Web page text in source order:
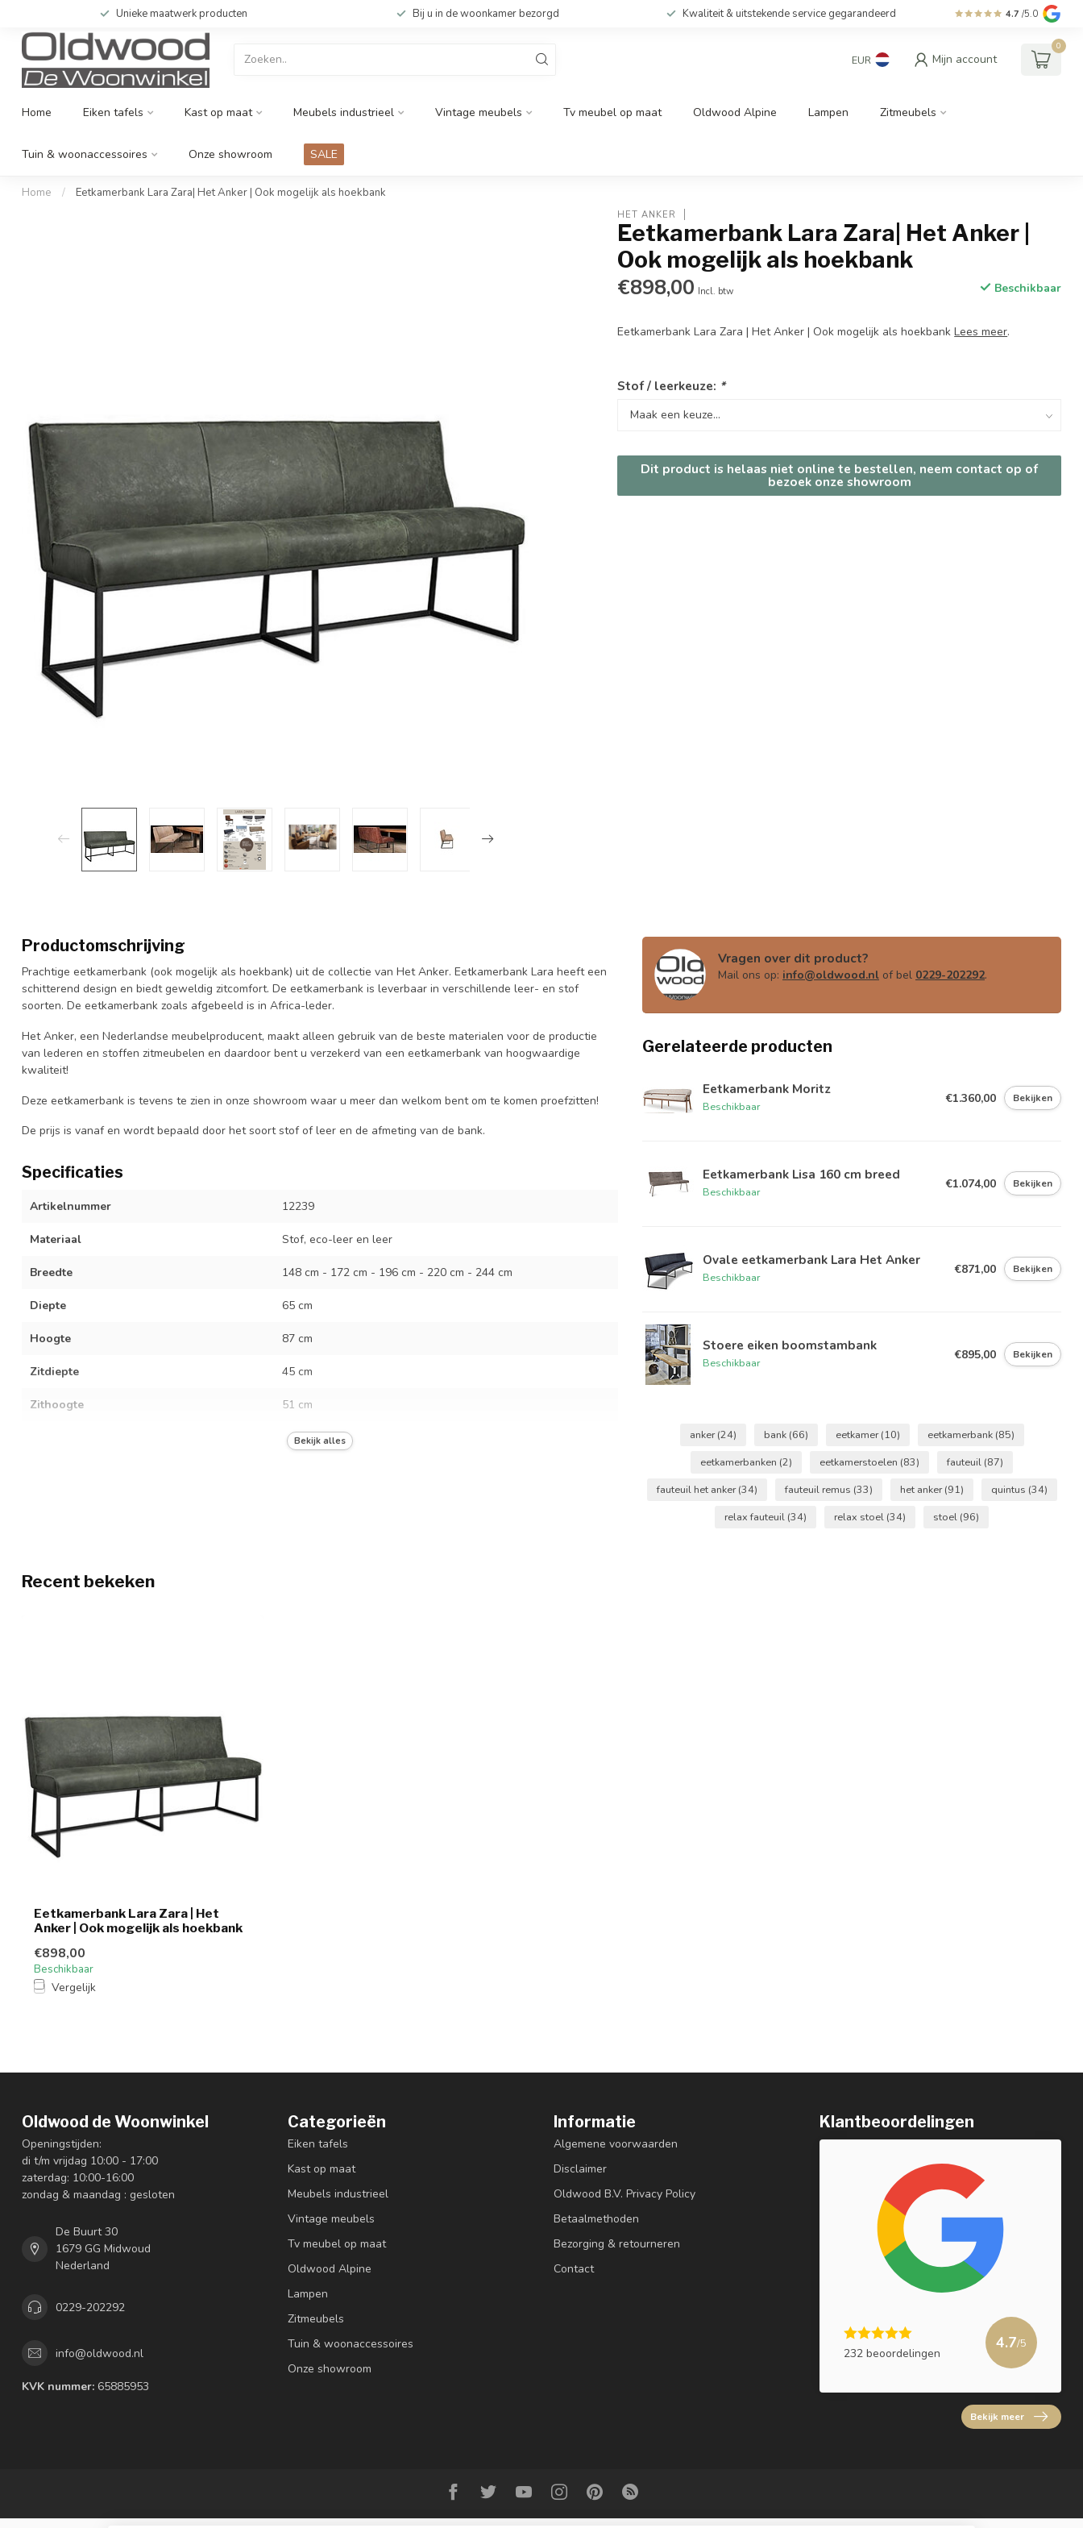
Unieke maatwerk producten Bij u in de woonkamer bezorgd Kwaliteit & uitstekende service gegarandeerd 4.7 /5.0
EUR Mijn account
0
Home Eiken tafels Kast op maat Meubels industrieel Vintage meubels Tv meubel op maat Oldwood Alpine Lampen Zitmeubels
Tuin & woonaccessoires Onze showroom SALE
Home / Eetkamerbank Lara Zara| Het Anker | Ook mogelijk als hoekbank
HET ANKER
Eetkamerbank Lara Zara| Het Anker |
Ook mogelijk als hoekbank
€898,00 Incl. btw Beschikbaar
Eetkamerbank Lara Zara | Het Anker | Ook mogelijk als hoekbankLees meer.
Stof / leerkeuze: *
Dit product is helaas niet online te bestellen, neem contact op of
bezoek onze showroom
Productomschrijving
Prachtige eetkamerbank (ook mogelijk als hoekbank) uit de collectie van Het Anker. Eetkamerbank Lara heeft een
schitterend design en biedt geweldig zitcomfort. De eetkamerbank is leverbaar in verschillende leer- en stof
soorten. De eetkamerbank zoals afgebeeld is in Africa-leder.
Het Anker, een Nederlandse meubelproducent, maakt alleen gebruik van de beste materialen voor de productie
van lederen en stoffen zitmeubelen en daardoor bent u verzekerd van een eetkamerbank van hoogwaardige
kwaliteit!
Deze eetkamerbank is tevens te zien in onze showroom waar u meer dan welkom bent om te komen proefzitten!
De prijs is vanaf en wordt bepaald door het soort stof of leer en de afmeting van de bank.
Specificaties
Artikelnummer 12239
Materiaal Stof, eco-leer en leer
Breedte 148 cm - 172 cm - 196 cm - 220 cm - 244 cm
Diepte 65 cm
Hoogte 87 cm
Zitdiepte 45 cm
Zithoogte 51 cm
148 cm - 172 cm - 196 cm - 220 cm - 244 cm
Bekijk alles
Vragen over dit product?
Mail ons op: info@oldwood.nl of bel 0229-202292.
Gerelateerde producten
Eetkamerbank Moritz
Beschikbaar
€1.360,00 Bekijken
Eetkamerbank Lisa 160 cm breed
Beschikbaar
€1.074,00 Bekijken
Ovale eetkamerbank Lara Het Anker
Beschikbaar
€871,00 Bekijken
Stoere eiken boomstambank
Beschikbaar
€895,00 Bekijken
anker(24) bank (66) eetkamer(10) eetkamerbank (85)
eetkamerbanken (2) eetkamerstoelen (83) fauteuil (87)
fauteuil het anker(34) fauteuil remus (33) het anker(91) quintus (34)
relax fauteuil (34) relax stoel (34) stoel (96)
Recent bekeken
Eetkamerbank Lara Zara | Het
Anker | Ook mogelijk als hoekbank
€898,00
Beschikbaar
Vergelijk
Oldwood de Woonwinkel
Openingstijden:
di t/m vrijdag 10:00 - 17:00
zaterdag: 10:00-16:00
zondag & maandag : gesloten
De Buurt 30
1679 GG Midwoud
Nederland
0229-202292
info@oldwood.nl
KVK nummer: 65885953
Categorieën
Eiken tafels
Kast op maat
Meubels industrieel
Vintage meubels
Tv meubel op maat
Oldwood Alpine
Lampen
Zitmeubels
Tuin & woonaccessoires
Onze showroom
Informatie
Algemene voorwaarden
Disclaimer
Oldwood B.V. Privacy Policy
Betaalmethoden
Bezorging & retourneren
Contact
Klantbeoordelingen
232 beoordelingen
4.7/5
Bekijk meer